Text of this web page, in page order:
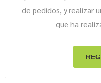
de pedidos, y realizar
que ha